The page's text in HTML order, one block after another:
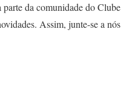
parte da comunidade do Clube
Assim, junte-se a nós